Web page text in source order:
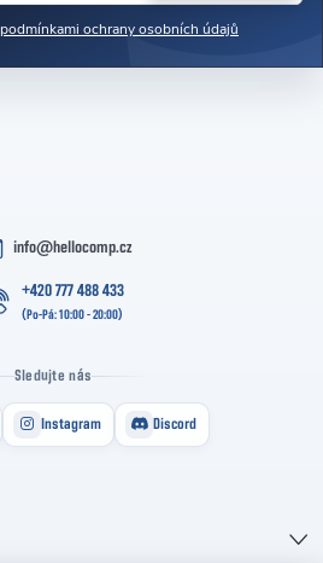
podmínkami ochrany osobních údajů
info@hellocomp.cz
+420 777 488 433
Sledujte nás
Instagram Discord